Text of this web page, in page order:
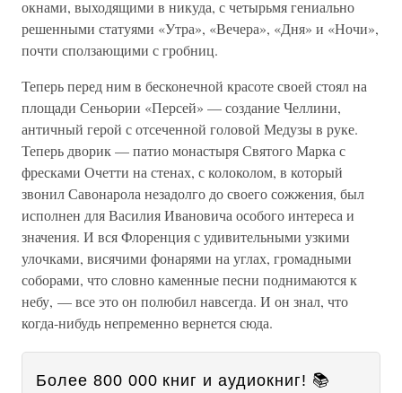
окнами, выходящими в никуда, с четырьмя гениально
решенными статуями «Утра», «Вечера», «Дня» и «Ночи»,
почти сползающими с гробниц.
Теперь перед ним в бесконечной красоте своей стоял на
площади Сеньории «Персей» — создание Челлини,
античный герой с отсеченной головой Медузы в руке.
Теперь дворик — патио монастыря Святого Марка с
фресками Очетти на стенах, с колоколом, в который
звонил Савонарола незадолго до своего сожжения, был
исполнен для Василия Ивановича особого интереса и
значения. И вся Флоренция с удивительными узкими
улочками, висячими фонарями на углах, громадными
соборами, что словно каменные песни поднимаются к
небу, — все это он полюбил навсегда. И он знал, что
когда-нибудь непременно вернется сюда.
Более 800 000 книг и аудиокниг! 📚